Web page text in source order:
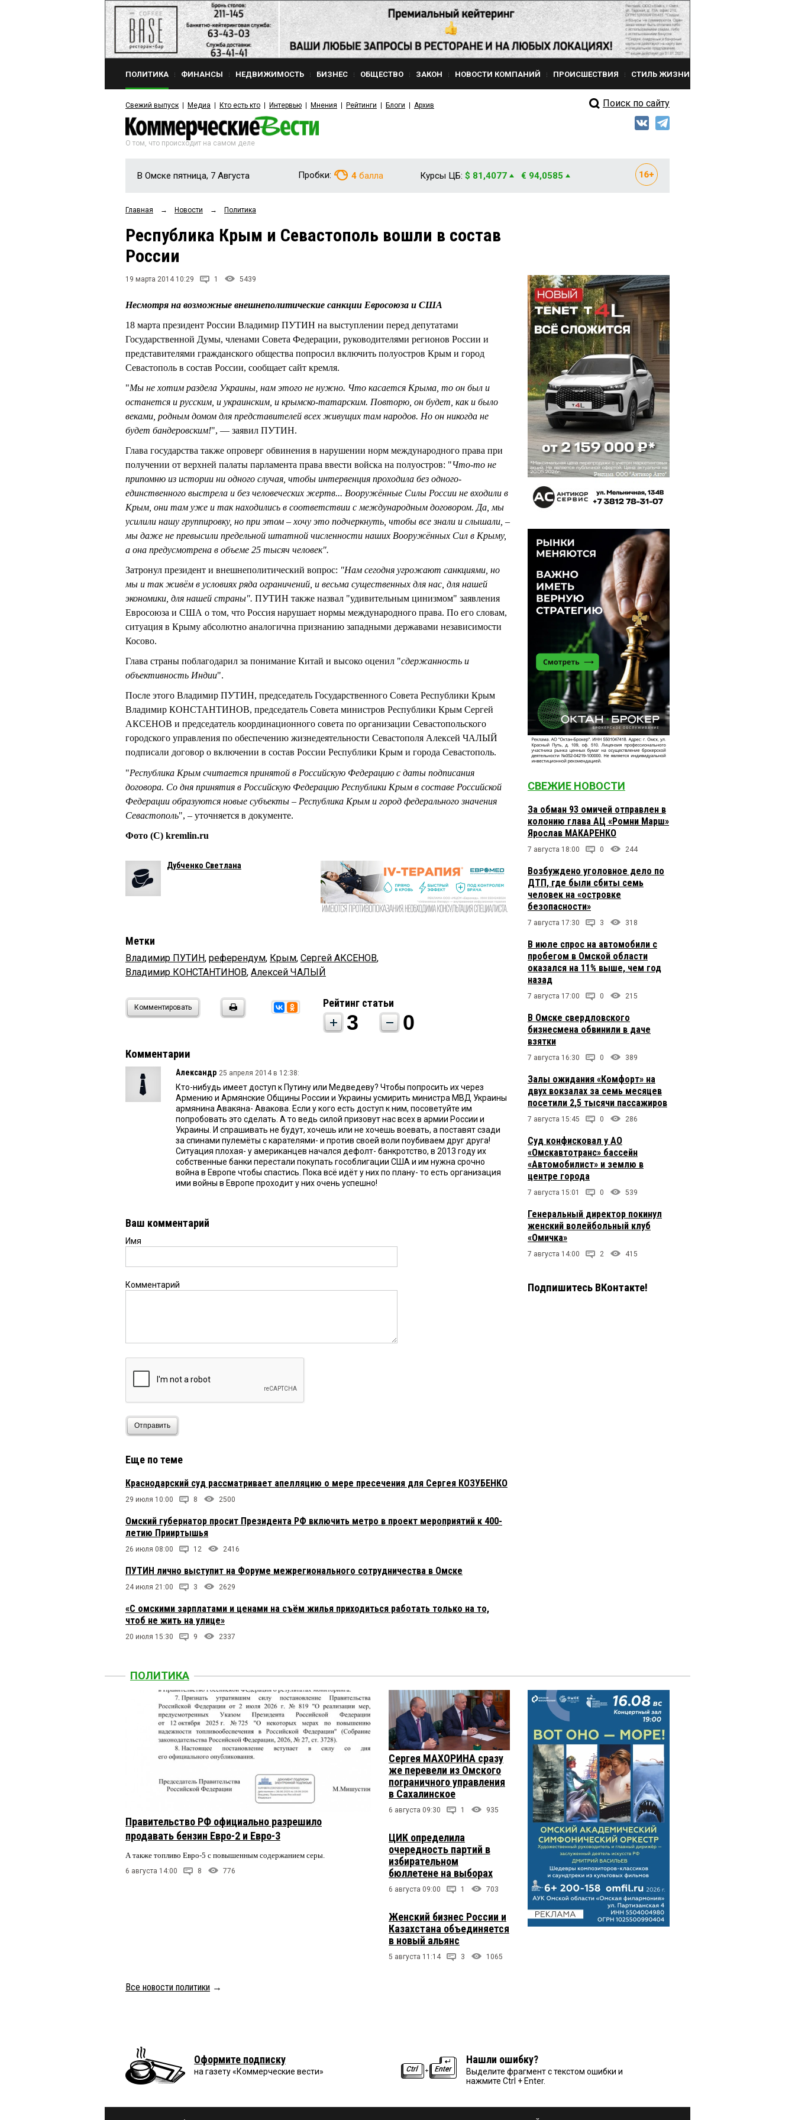
ПОЛИТИКА ФИНАНСЫ НЕДВИЖИМОСТЬ БИЗНЕС ОБЩЕСТВО ЗАКОН НОВОСТИ КОМПАНИЙ ПРОИСШЕСТВИЯ СТИЛЬ ЖИЗНИ
Свежий выпуск Медиа Кто есть кто Интервью Мнения Рейтинги Блоги Архив Поиск по сайту
О том, что происходит на самом деле
В Омске пятница, 7 Августа Пробки: 4 балла Курсы ЦБ: $ 81,4077 € 94,0585
Главная → Новости → Политика
Республика Крым и Севастополь вошли в состав
России
19 марта 2014 10:29 1 5439
Несмотря на возможные внешнеполитические санкции Евросоюза и США
18 марта президент России Владимир ПУТИН на выступлении перед депутатами
Государственной Думы, членами Совета Федерации, руководителями регионов России и
представителями гражданского общества попросил включить полуостров Крым и город
Севастополь в состав России, сообщает сайт кремля.
"Мы не хотим раздела Украины, нам этого не нужно. Что касается Крыма, то он был и
останется и русским, и украинским, и крымско-татарским. Повторю, он будет, как и было
веками, родным домом для представителей всех живущих там народов. Но он никогда не
будет бандеровским!", — заявил ПУТИН.
Глава государства также опроверг обвинения в нарушении норм международного права при
получении от верхней палаты парламента права ввести войска на полуостров: "Что-то не
припомню из истории ни одного случая, чтобы интервенция проходила без одного-
единственного выстрела и без человеческих жертв... Вооружённые Силы России не входили в
Крым, они там уже и так находились в соответствии с международным договором. Да, мы
усилили нашу группировку, но при этом – хочу это подчеркнуть, чтобы все знали и слышали, –
мы даже не превысили предельной штатной численности наших Вооружённых Сил в Крыму,
а она предусмотрена в объеме 25 тысяч человек".
Затронул президент и внешнеполитический вопрос: "Нам сегодня угрожают санкциями, но
мы и так живём в условиях ряда ограничений, и весьма существенных для нас, для нашей
экономики, для нашей страны". ПУТИН также назвал "удивительным цинизмом" заявления
Евросоюза и США о том, что Россия нарушает нормы международного права. По его словам,
ситуация в Крыму абсолютно аналогична признанию западными державами независимости
Косово.
Глава страны поблагодарил за понимание Китай и высоко оценил "сдержанность и
объективность Индии".
После этого Владимир ПУТИН, председатель Государственного Совета Республики Крым
Владимир КОНСТАНТИНОВ, председатель Совета министров Республики Крым Сергей
АКСЕНОВ и председатель координационного совета по организации Севастопольского
городского управления по обеспечению жизнедеятельности Севастополя Алексей ЧАЛЫЙ
подписали договор о включении в состав России Республики Крым и города Севастополь.
"Республика Крым считается принятой в Российскую Федерацию с даты подписания
договора. Со дня принятия в Российскую Федерацию Республики Крым в составе Российской
Федерации образуются новые субъекты – Республика Крым и город федерального значения
Севастополь", – уточняется в документе.
Фото (С) kremlin.ru
Дубченко Светлана
Метки
Владимир ПУТИН, референдум, Крым, Сергей АКСЕНОВ,
Владимир КОНСТАНТИНОВ, Алексей ЧАЛЫЙ
Комментировать Рейтинг статьи
3 0
Комментарии
Александр 25 апреля 2014 в 12:38:
Кто-нибудь имеет доступ к Путину или Медведеву? Чтобы попросить их через
Армению и Армянские Общины России и Украины усмирить министра МВД Украины
армянина Авакяна- Авакова. Если у кого есть доступ к ним, посоветуйте им
попробовать это сделать. А то ведь силой призовут нас всех в армии России и
Украины. И спрашивать не будут, хочешь или не хочешь воевать, а поставят сзади
за спинами пулемёты с карателями- и против своей воли поубиваем друг друга!
Ситуация плохая- у американцев начался дефолт- банкротство, в 2013 году их
собственные банки перестали покупать гособлигации США и им нужна срочно
война в Европе чтобы спастись. Пока всё идёт у них по плану- то есть организация
ими войны в Европе проходит у них очень успешно!
Ваш комментарий
Имя
Комментарий
Отправить
Еще по теме
Краснодарский суд рассматривает апелляцию о мере пресечения для Сергея КОЗУБЕНКО
29 июля 10:00 8 2500
Омский губернатор просит Президента РФ включить метро в проект мероприятий к 400-
летию Прииртышья
26 июля 08:00 12 2416
ПУТИН лично выступит на Форуме межрегионального сотрудничества в Омске
24 июля 21:00 3 2629
«С омскими зарплатами и ценами на съём жилья приходиться работать только на то,
чтоб не жить на улице»
20 июля 15:30 9 2337
СВЕЖИЕ НОВОСТИ
За обман 93 омичей отправлен в
колонию глава АЦ «Ромни Марш»
Ярослав МАКАРЕНКО
7 августа 18:00 0 244
Возбуждено уголовное дело по
ДТП, где были сбиты семь
человек на «островке
безопасности»
7 августа 17:30 3 318
В июле спрос на автомобили с
пробегом в Омской области
оказался на 11% выше, чем год
назад
7 августа 17:00 0 215
В Омске свердловского
бизнесмена обвинили в даче
взятки
7 августа 16:30 0 389
Залы ожидания «Комфорт» на
двух вокзалах за семь месяцев
посетили 2,5 тысячи пассажиров
7 августа 15:45 0 286
Суд конфисковал у АО
«Омскавтотранс» бассейн
«Автомобилист» и землю в
центре города
7 августа 15:01 0 539
Генеральный директор покинул
женский волейбольный клуб
«Омичка»
7 августа 14:00 2 415
Подпишитесь ВКонтакте!
ПОЛИТИКА
Правительство РФ официально разрешило
продавать бензин Евро-2 и Евро-3
А также топливо Евро-5 с повышенным содержанием серы.
6 августа 14:00 8 776
Сергея МАХОРИНА сразу
же перевели из Омского
пограничного управления
в Сахалинское
6 августа 09:30 1 935
ЦИК определила
очередность партий в
избирательном
бюллетене на выборах
6 августа 09:00 1 703
Женский бизнес России и
Казахстана объединяется
в новый альянс
5 августа 11:14 3 1065
Все новости политики →
Оформите подписку
на газету «Коммерческие вести»
Нашли ошибку?
Выделите фрагмент с текстом ошибки и
нажмите Ctrl + Enter.